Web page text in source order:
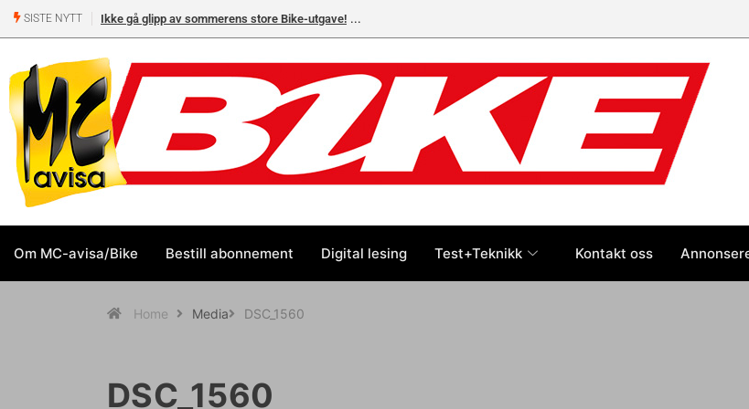
SISTE NYTT Ikke gå glipp av sommerens store Bike-utgave!
Om MC-avisa/Bike Bestill abonnement Digital lesing Test+Teknikk Kontakt oss
Home Media DSC_1560
DSC_1560